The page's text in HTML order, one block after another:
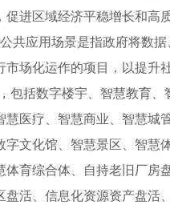
促进区域经济平稳增长和
共应用场景是指政府将数
场化运作的项目，以提
包括数字楼宇、智慧教育
慧医疗、智慧商业、智慧
文化馆、智慧景区、智
育综合体、自持老旧厂
盘活、信息化资源资产盘